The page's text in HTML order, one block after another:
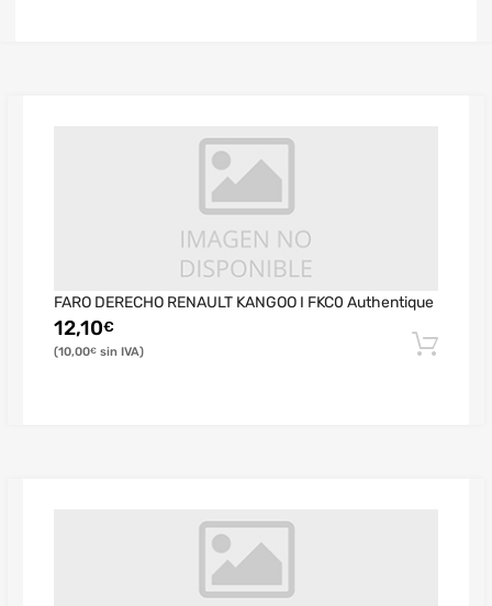
FARO DERECHO RENAULT KANGOO I FKC0 Authentique
12,10€
10,00€